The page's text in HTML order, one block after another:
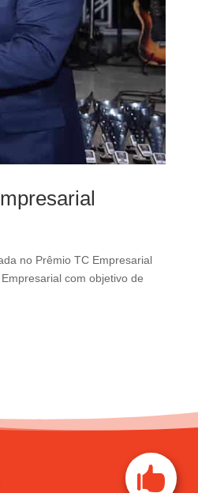
no Prêmio TC Empresarial
com objetivo de
